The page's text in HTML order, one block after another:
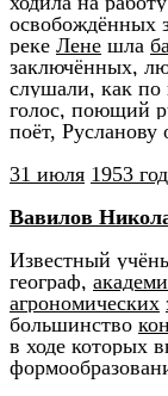
освобождённых
реке Лене шла
заключённых,
слушали, как по
голос, поющий
поёт,
31 июля 1953
Вавилов
Известный
географ,
агрономических
большинство
в ходе которых